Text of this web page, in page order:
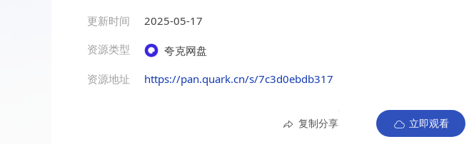
更新时间
2025-05-17
资源类型
夸克网盘
资源地址
https://pan.quark.cn/s/7c3d0ebdb317
复制分享 立即观看